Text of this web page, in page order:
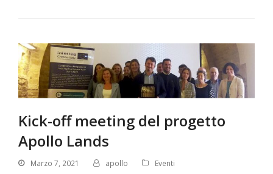
Kick-off meeting del progetto
Apollo Lands
Marzo 7, 2021 apollo Eventi